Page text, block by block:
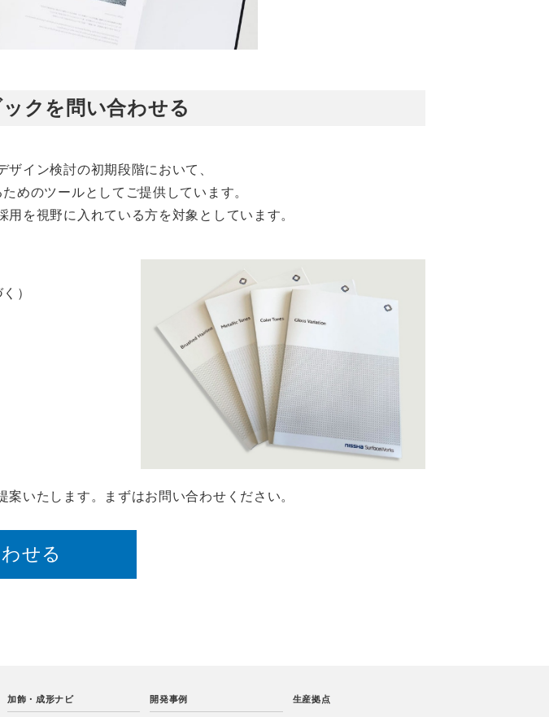
クを問い合わせる
イン検討の初期段階において、
めのツールとしてご提供しています。
を視野に入れている方を対象としています。
）
いたします。まずはお問い合わせください。
せる
加飾・成形ナビ 開発事例 生産拠点